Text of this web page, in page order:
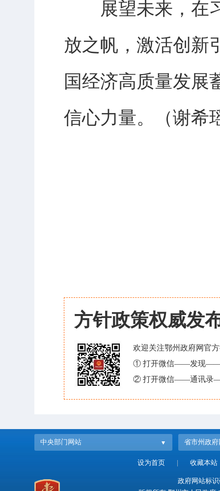
展望未来，在习
放之帆，激活创新
国经济高质量发展
信心力量。（谢希
方针政策权威发
欢迎关注鄂州政府网官
① 打开微信——发现——
② 打开微信——通讯录
中央部门网站 省市州政府
设为首页 收藏本站
政府网站标